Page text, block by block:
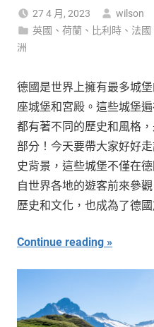
27 4 月, 2023
wilson
英國、荷蘭、比利時、法
洲
德國是世界上擁有最多城
座城堡和宮殿。這些城堡
都有著不同的歷史和風格
部分！今天要帶大家好好
史背景，這些城堡不僅在
自世界各地的遊客前來參
歷史和文化，也成為了德
Continue reading